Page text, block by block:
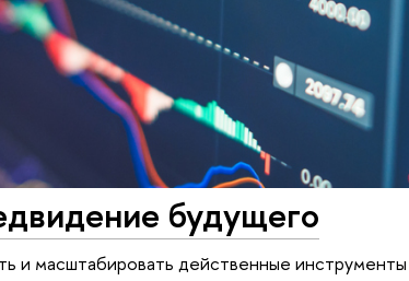
будущего
и масштабировать действенные инструменты